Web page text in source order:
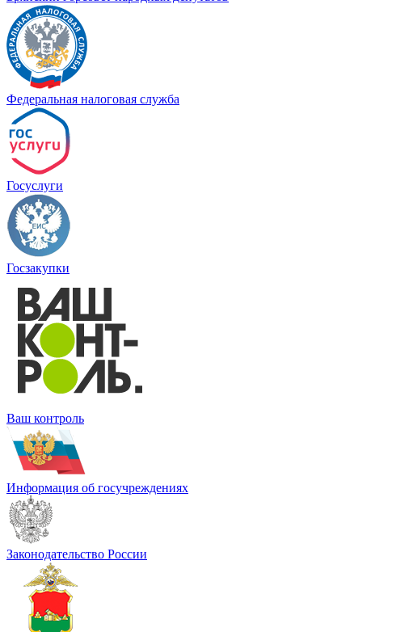
Федеральная налоговая служба
Госуслуги
Госзакупки
Ваш контроль
Информация об госучреждениях
Законодательство России